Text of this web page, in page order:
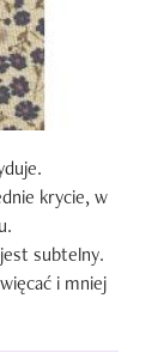
krycie, w
subtelny.
i mniej